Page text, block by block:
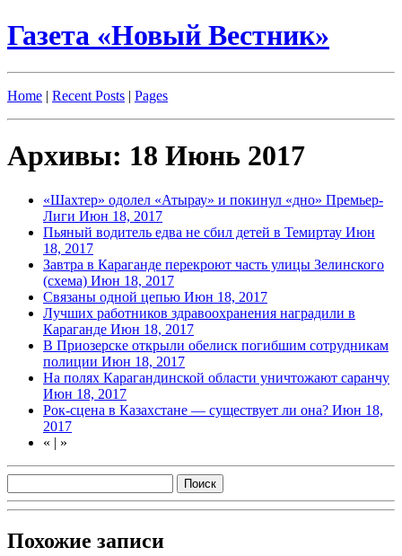
Газета «Новый Вестник»
Home | Recent Posts | Pages
Архивы: 18 Июнь 2017
«Шахтер» одолел «Атырау» и покинул «дно» Премьер-
Лиги Июн 18, 2017
Пьяный водитель едва не сбил детей в Темиртау Июн
18, 2017
Завтра в Караганде перекроют часть улицы Зелинского
(схема) Июн 18, 2017
Связаны одной цепью Июн 18, 2017
Лучших работников здравоохранения наградили в
Караганде Июн 18, 2017
В Приозерске открыли обелиск погибшим сотрудникам
полиции Июн 18, 2017
На полях Карагандинской области уничтожают саранчу
Июн 18, 2017
Рок-сцена в Казахстане — существует ли она? Июн 18,
2017
« | »
Похожие записи